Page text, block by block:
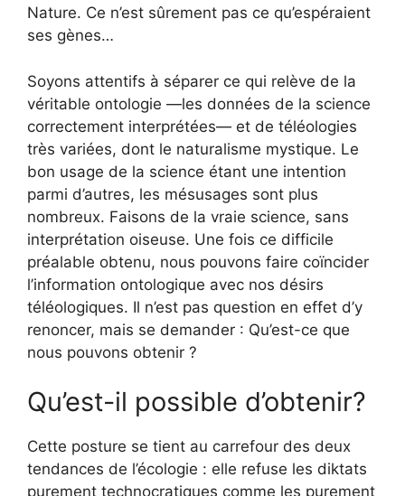
Nature. Ce n’est sûrement pas ce qu’espéraient
ses gènes…
Soyons attentifs à séparer ce qui relève de la
véritable ontologie —les données de la science
correctement interprétées— et de téléologies
très variées, dont le naturalisme mystique. Le
bon usage de la science étant une intention
parmi d’autres, les mésusages sont plus
nombreux. Faisons de la vraie science, sans
interprétation oiseuse. Une fois ce difficile
préalable obtenu, nous pouvons faire coïncider
l’information ontologique avec nos désirs
téléologiques. Il n’est pas question en effet d’y
renoncer, mais se demander : Qu’est-ce que
nous pouvons obtenir ?
Qu’est-il possible d’obtenir?
Cette posture se tient au carrefour des deux
tendances de l’écologie : elle refuse les diktats
purement technocratiques comme les purement